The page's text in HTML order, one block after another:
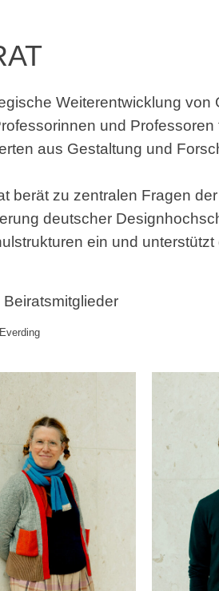
Weiterentwicklung
und
aus Gestaltung und
berät zu zentralen Fragen
deutscher
ein und